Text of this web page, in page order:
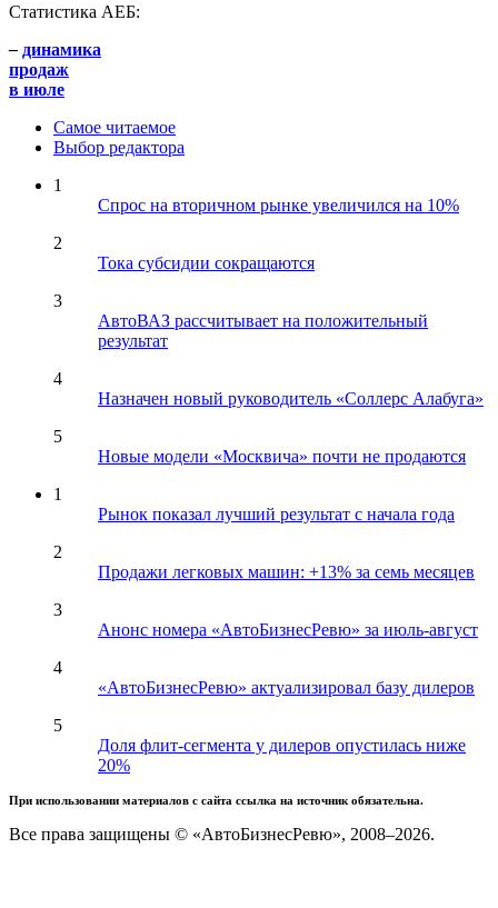
Статистика АЕБ:
– динамика
продаж
в июле
Самое читаемое
Выбор редактора
1
Спрос на вторичном рынке увеличился на 10%
2
Тока субсидии сокращаются
3
АвтоВАЗ рассчитывает на положительный
результат
4
Назначен новый руководитель «Соллерс Алабуга»
5
Новые модели «Москвича» почти не продаются
1
Рынок показал лучший результат с начала года
2
Продажи легковых машин: +13% за семь месяцев
3
Анонс номера «АвтоБизнесРевю» за июль-август
4
«АвтоБизнесРевю» актуализировал базу дилеров
5
Доля флит-сегмента у дилеров опустилась ниже
20%
При использовании материалов с сайта ссылка на источник обязательна.
Все права защищены © «АвтоБизнесРевю», 2008–2026.